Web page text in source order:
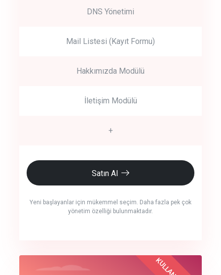
DNS Yönetimi
Mail Listesi (Kayıt Formu)
Hakkımızda Modülü
İletişim Modülü
+
Satın Al
Yeni başlayanlar için mükemmel seçim. Daha fazla pek çok
yönetim özelliği bulunmaktadır.
crm auto cync